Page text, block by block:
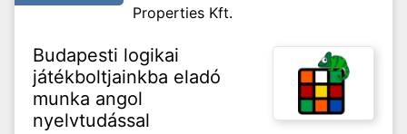
Properties Kft.
Budapesti logikai
játékboltjainkba eladó
munka angol
nyelvtudással